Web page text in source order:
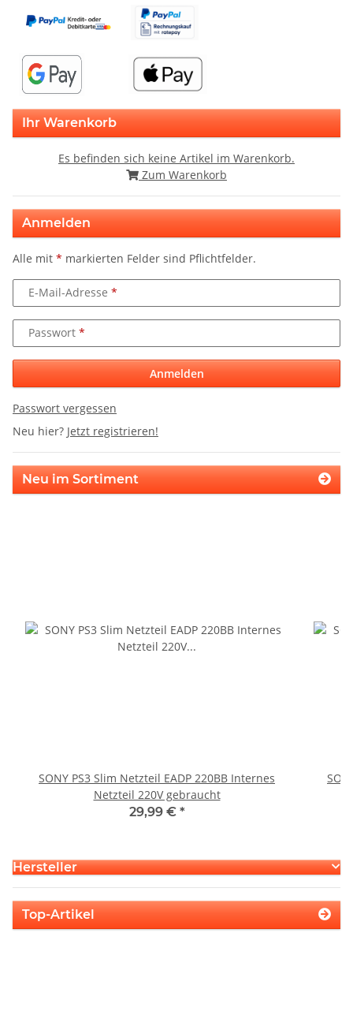
Ihr Warenkorb
Es befinden sich keine Artikel im Warenkorb.
Zum Warenkorb
Anmelden
Alle mit * markierten Felder sind Pflichtfelder.
E-Mail-Adresse
Passwort
Anmelden
Passwort vergessen
Neu hier? Jetzt registrieren!
Neu im Sortiment
SONY PS3 Slim Netzteil EADP 220BB Internes
Netzteil 220V gebraucht
29,99 € *
Hersteller
Top-Artikel